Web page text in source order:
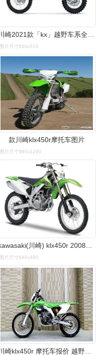
图片尺寸680x510
款川崎klx450r摩托车图片
图片尺寸960x1280
图片尺寸640x480